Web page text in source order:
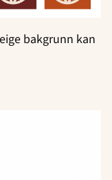
bakgrunn kan